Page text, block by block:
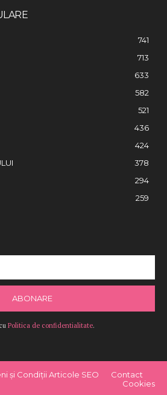
741
713
633
582
521
436
424
378
294
259
ABONARE
Politica de confidentialitate.
și Condiții Articole SEO
Contact
Cookies